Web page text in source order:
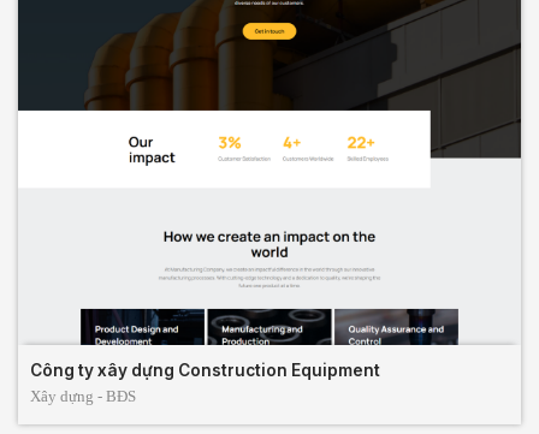
Công ty xây dựng Construction Equipment
Xây dựng - BĐS